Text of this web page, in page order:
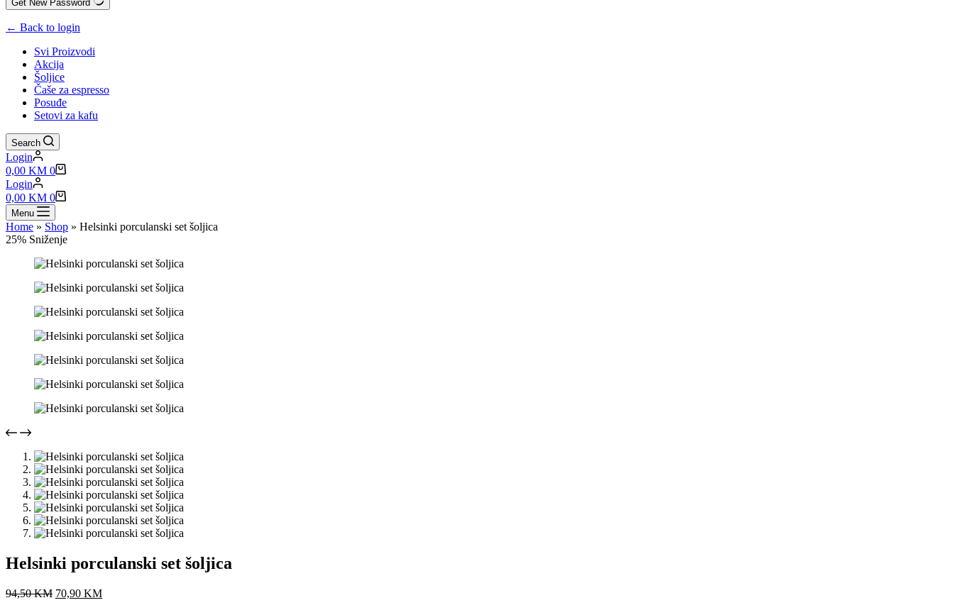
Get New Password
← Back to login
Svi Proizvodi
Akcija
Šoljice
Čaše za espresso
Posuđe
Setovi za kafu
Search
Login
Shopping
cart
0,00 KM 0
Login
Shopping
cart
0,00 KM 0
Menu
Home » Shop » Helsinki porculanski set šoljica
25% Sniženje
Helsinki porculanski set šoljica
94,50KM Original
70,90 KMCurrent